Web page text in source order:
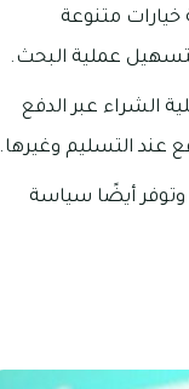
خيارات متنوعة
عملية البحث.
الشراء عبر الدفع
عند التسليم وغيرها.
أيضًا سياسة